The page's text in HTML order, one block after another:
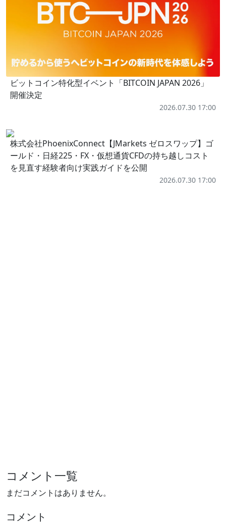
ビットコイン特化型イベント「BITCOIN JAPAN 2026」
開催決定
2026.07.30 17:00
株式会社PhoenixConnect【JMarkets ゼロスワップ】ゴ
ールド・日経225・FX・仮想通貨CFDの持ち越しコスト
を見直す経験者向け実践ガイドを公開
2026.07.30 17:00
コメント一覧
まだコメントはありません。
コメント